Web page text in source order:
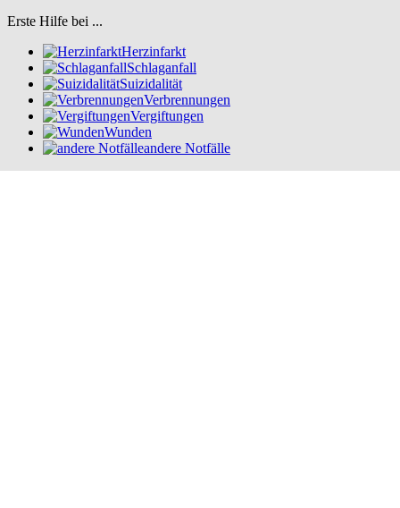
Erste Hilfe bei ...
Herzinfarkt
Schlaganfall
Suizidalität
Verbrennungen
Vergiftungen
Wunden
andere Notfälle